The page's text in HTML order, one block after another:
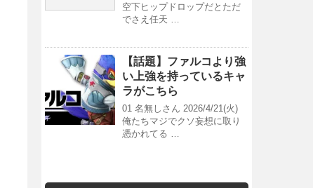
空下ヒップドロップだとただ
でさえ任天 …
【話題】ファルコより強
い上強を持っているキャ
ラがこちら
01 名無しさん 2026/4/21(火)
俺たちマジでクソ妄想に取り
憑かれてる …